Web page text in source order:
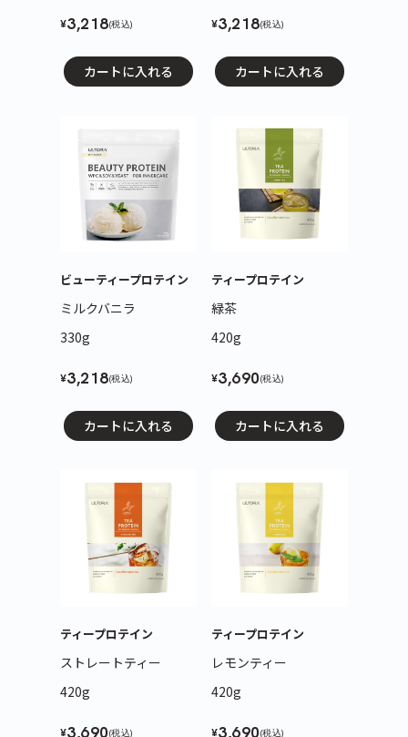
¥3,218(税込)
カートに入れる
¥3,218(税込)
カートに入れる
ビューティープロテイン
ミルクバニラ
330g
¥3,218(税込)
カートに入れる
ティープロテイン
緑茶
420g
¥3,690(税込)
カートに入れる
ティープロテイン
ストレートティー
420g
¥3,690(税込)
ティープロテイン
レモンティー
420g
¥3,690(税込)